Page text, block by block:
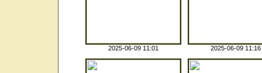
2025-06-09 11:01 2025-06-09 11:16